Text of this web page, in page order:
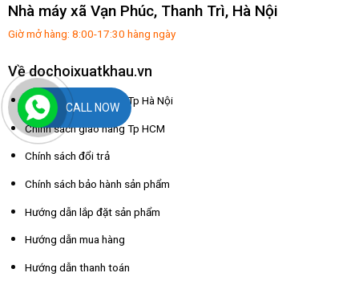
Nhà máy xã Vạn Phúc, Thanh Trì, Hà Nội
Giờ mở hàng: 8:00-17:30 hàng ngày
Về dochoixuatkhau.vn
Chính sách giao hàng Tp Hà Nội
Chính sách giao hàng Tp HCM
Chính sách đổi trả
Chính sách bảo hành sản phẩm
Hướng dẫn lắp đặt sản phẩm
Hướng dẫn mua hàng
Hướng dẫn thanh toán
CALL NOW